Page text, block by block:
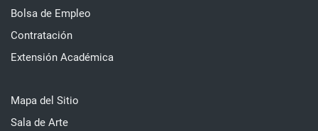
Bolsa de Empleo
Contratación
Extensión Académica
Mapa del Sitio
Sala de Arte